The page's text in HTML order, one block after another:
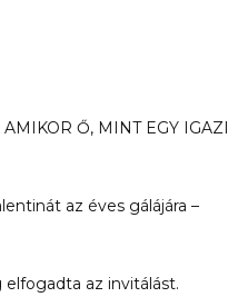
Ő, MINT EGY IGAZI
az éves gálájára –
az invitálást.